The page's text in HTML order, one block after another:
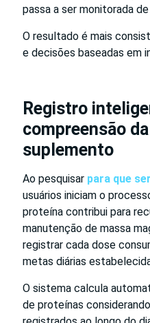
passa a ser monitorada
O resultado é mais
e decisões baseadas em
Registro
compreensão
suplemento
Ao pesquisar para que
usuários iniciam o
proteína contribui para
manutenção de massa
registrar cada dose
metas diárias
O sistema calcula
de proteínas